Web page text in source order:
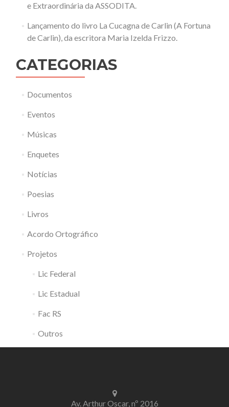
e Extraordinária da ASSODITA.
Lançamento do livro La Cucagna de Carlin (A Fortuna
de Carlin), da escritora Maria Izelda Frizzo.
CATEGORIAS
Documentos
Eventos
Músicas
Enquetes
Notícias
Poesias
Livros
Acordo Ortográfico
Projetos
Lic Federal
Lic Estadual
Fac RS
Outros
Av. Arthur Oscar, nº 2016